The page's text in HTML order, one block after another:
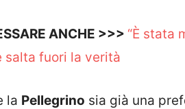
ANCHE >>> “È stata
salta fuori la verità
la Pellegrino sia già una